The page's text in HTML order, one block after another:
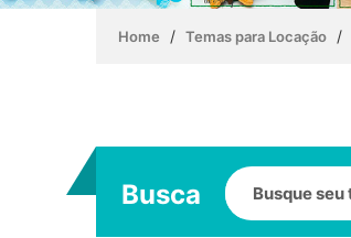
Home / Temas para Locação /
Busca